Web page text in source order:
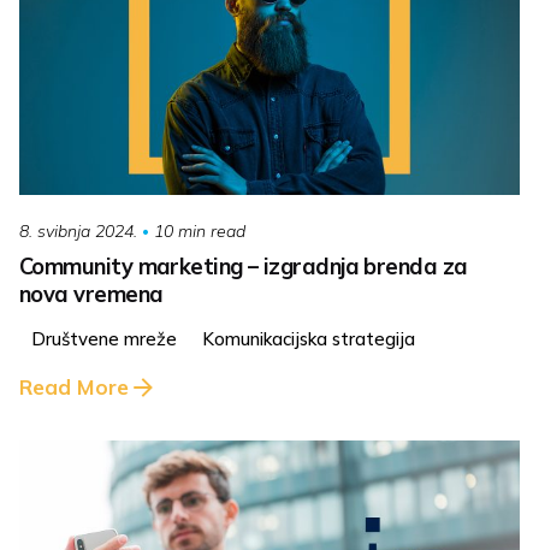
8. svibnja 2024. 10 min read
Community marketing – izgradnja brenda za
nova vremena
Društvene mreže Komunikacijska strategija
Read More